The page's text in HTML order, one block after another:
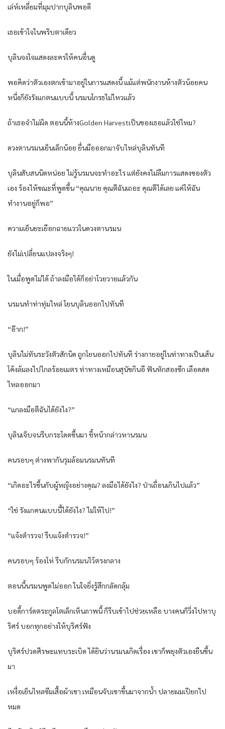
เล่ห์เหลี่ยมที่มุมปากบุลินพอดี
เธอเข้าใจในพริบตาเดียว
บุลินจงใจแสดงละครให้คนอื่นดู
พอคิดว่าตัวเองตกเข้ามาอยู่ในการแสดงนี้ แม้แต่พนักงานห้างตัวน้อยคน
หนึ่งก็ยังรังแกตนแบบนี้ นรมนโกรธไม่ไหวแล้ว
ถ้าเธอจำไม่ผิด ตอนนี้ห้างGolden Harvestเป็นของเธอแล้วใช่ไหม?
ดวงตานรมนเย็นเล็กน้อย ยื่นมือออกมาจับไหล่บุลินทันที
บุลินสับสนนิดหน่อย ไม่รู้นรมนจะทำอะไร แต่ยังคงไม่ลืมการแสดงของตัว
เอง ร้องไห้ขณะที่พูดขึ้น “คุณนาย คุณตีฉันเถอะ คุณตีได้เลย แค่ให้ฉัน
ทำงานอยู่ก็พอ”
ความเย็นยะเยือกฉายแววในดวงตานรมน
ยังไม่เปลี่ยนแปลงจริงๆ!
ในเมื่อพูดไม่ได้ ถ้าลงมือได้ก็อย่าโวยวายแล้วกัน
นรมนทำท่าทุ่มไหล่ โยนบุลินออกไปทันที
“อ๊าก!”
บุลินไม่ทันระวังตัวสักนิด ถูกโยนออกไปทันที ร่างกายอยู่ในท่าทางเป็นเส้น
โค้งล้มลงไปไกลร้อยเมตร ท่าทางเหมือนสุนัขกินอึ ฟันหักสองซีก เลือดสด
ไหลออกมา
“แกลงมือตีฉันได้ยังไง?”
บุลินเจ็บจนรีบกระโดดขึ้นมา ชี้หน้ากล่าวหานรมน
คนรอบๆ ต่างพากันรุมล้อมนรมนทันที
“เกิดอะไรขึ้นกับผู้หญิงอย่างคุณ? ลงมือได้ยังไง? ป่าเถื่อนเกินไปแล้ว”
“ใช่ รังแกคนแบบนี้ได้ยังไง? ไม่ให้ไป!”
“แจ้งตำรวจ! รีบแจ้งตำรวจ!”
คนรอบๆ ร้องโห่ รีบกักนรมนไว้ตรงกลาง
ตอนนี้นรมนพูดไม่ออก ในใจยิ่งรู้สึกกลัดกลุ้ม
บอดี้การ์ดตระกูลโตเล็กเห็นภาพนี้ ก็รีบเข้าไปช่วยเหลือ บางคนก็วิ่งไปหาบุ
ริศร์ บอกทุกอย่างให้บุริศร์ฟัง
บุริศร์ปวดศีรษะแทบระเบิด ได้ยินว่านรมนเกิดเรื่อง เขาก็พยุงตัวเองยืนขึ้น
มา
เหงื่อเย็นไหลซึมเสื้อผ้าเขา เหมือนจับเขาขึ้นมาจากน้ำ ปลายผมเปียกไป
หมด